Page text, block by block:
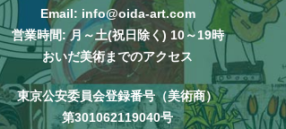
Email: info@oida-art.com
営業時間: 月～土(祝日除く) 10～19時
おいだ美術までのアクセス
東京公安委員会登録番号（美術商）
第301062119040号